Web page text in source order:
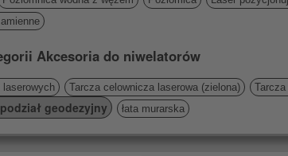
Akcesoria do niwelatorów
laserowych Tarcza celownicza laserowa (zielona)
geodezyjny łata murarska